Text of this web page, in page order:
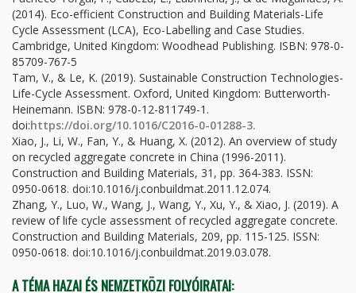
(2014). Eco-efficient Construction and Building Materials-Life
Cycle Assessment (LCA), Eco-Labelling and Case Studies.
Cambridge, United Kingdom: Woodhead Publishing. ISBN: 978-0-
85709-767-5
Tam, V., & Le, K. (2019). Sustainable Construction Technologies-
Life-Cycle Assessment. Oxford, United Kingdom: Butterworth-
Heinemann. ISBN: 978-0-12-811749-1.
doi:https://doi.org/10.1016/C2016-0-01288-3.
Xiao, J., Li, W., Fan, Y., & Huang, X. (2012). An overview of study
on recycled aggregate concrete in China (1996-2011).
Construction and Building Materials, 31, pp. 364-383. ISSN:
0950-0618. doi:10.1016/j.conbuildmat.2011.12.074.
Zhang, Y., Luo, W., Wang, J., Wang, Y., Xu, Y., & Xiao, J. (2019). A
review of life cycle assessment of recycled aggregate concrete.
Construction and Building Materials, 209, pp. 115-125. ISSN:
0950-0618. doi:10.1016/j.conbuildmat.2019.03.078.
A TÉMA HAZAI ÉS NEMZETKÖZI FOLYÓIRATAI: